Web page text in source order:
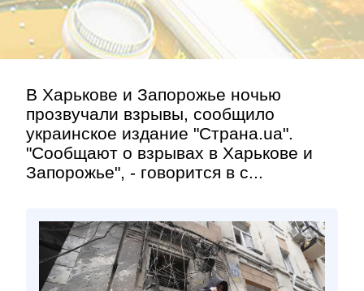
В Харькове и Запорожье ночью
прозвучали взрывы, сообщило
украинское издание "Страна.ua".
"Сообщают о взрывах в Харькове и
Запорожье", - говорится в с...
Правила»
Контакт »